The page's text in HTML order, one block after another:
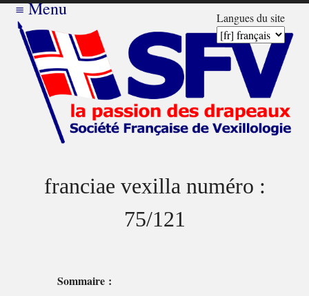
Langues du site
≡Menu
franciae vexilla numéro :
75/121
Sommaire :